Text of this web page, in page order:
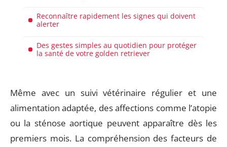
Reconnaître rapidement les signes qui doivent
alerter
Des gestes simples au quotidien pour protéger
la santé de votre golden retriever
Même avec un suivi vétérinaire régulier et une
alimentation adaptée, des affections comme l’atopie
ou la sténose aortique peuvent apparaître dès les
premiers mois. La compréhension des facteurs de